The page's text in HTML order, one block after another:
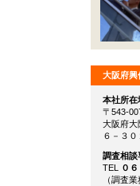
大阪府興
本社所在
〒543-
大阪府大
６－３０
調査相談
TEL
０
（調査